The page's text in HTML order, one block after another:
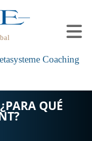
Coaching
QUÉ